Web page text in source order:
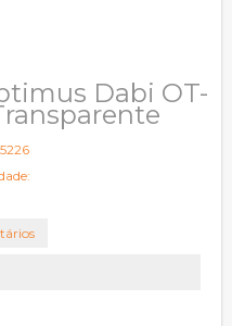
Dabi OT-